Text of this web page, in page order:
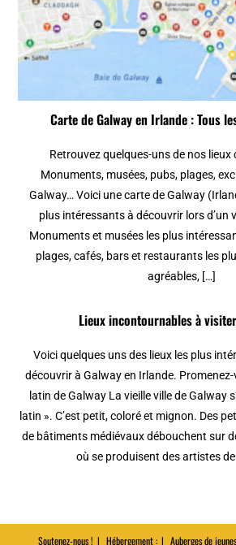
Carte de Galway en Irlande : Tous
Retrouvez quelques-uns de nos lieux
Monuments, musées, pubs, plages,
Galway… Voici une carte de Galway
plus intéressants à découvrir lors d’un
Monuments et musées les plus
plages, cafés, bars et restaurants les
agréables, […]
Lieux incontournables à
Voici quelques uns des lieux les plus
découvrir à Galway en Irlande.
latin de Galway La vieille ville de Galway
latin ». C’est petit, coloré et mignon. Des
de bâtiments médiévaux débouchent sur
où se produisent des artistes
Soutenez-nous ! Hébergement : Auberges de